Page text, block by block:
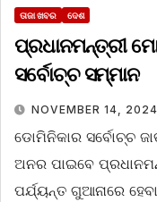
ତାଜା ଖବର ଦେଶ
ପ୍ରଧାନମନ୍ତ୍ରୀ
ସର୍ବୋଚ୍ଚ ସମ୍ମାନ
NOVEMBER 14, 2024
ଡୋମିନିକାର ସର୍ବୋଚ୍ଚ
ଅନର ପାଇବେ
ପର୍ଯ୍ୟନ୍ତ ଗୁଆନାରେ